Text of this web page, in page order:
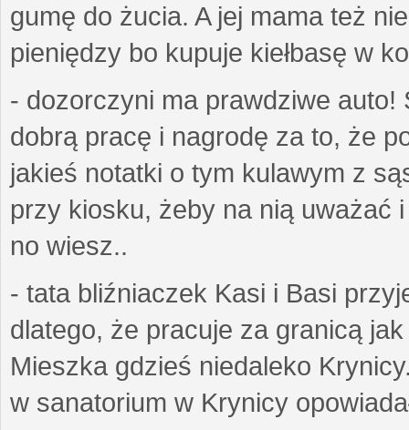
gumę do żucia. A jej mama też
pieniędzy bo kupuje kiełbasę w
- dozorczyni ma prawdziwe auto!
dobrą pracę i nagrodę za to, że
jakieś notatki o tym kulawym z
przy kiosku, żeby na nią uważać
no wiesz..
- tata bliźniaczek Kasi i Basi
dlatego, że pracuje za granicą
Mieszka gdzieś niedaleko
w sanatorium w Krynicy